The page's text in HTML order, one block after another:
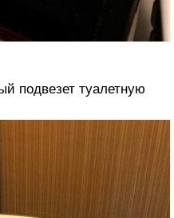
подвезет туалетную